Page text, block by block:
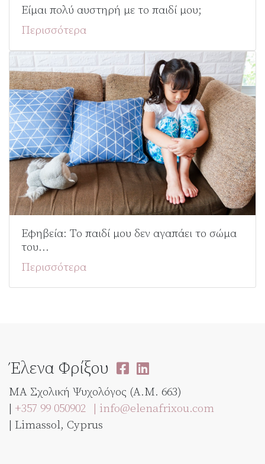
Είμαι πολύ αυστηρή με το παιδί μου;
Περισσότερα
Εφηβεία: Το παιδί μου δεν αγαπάει το σώμα
του…
Περισσότερα
Έλενα Φρίξου
MA Σχολική Ψυχολόγος (Α.Μ. 663)
| +357 99 050902 | info@elenafrixou.com
| Limassol, Cyprus